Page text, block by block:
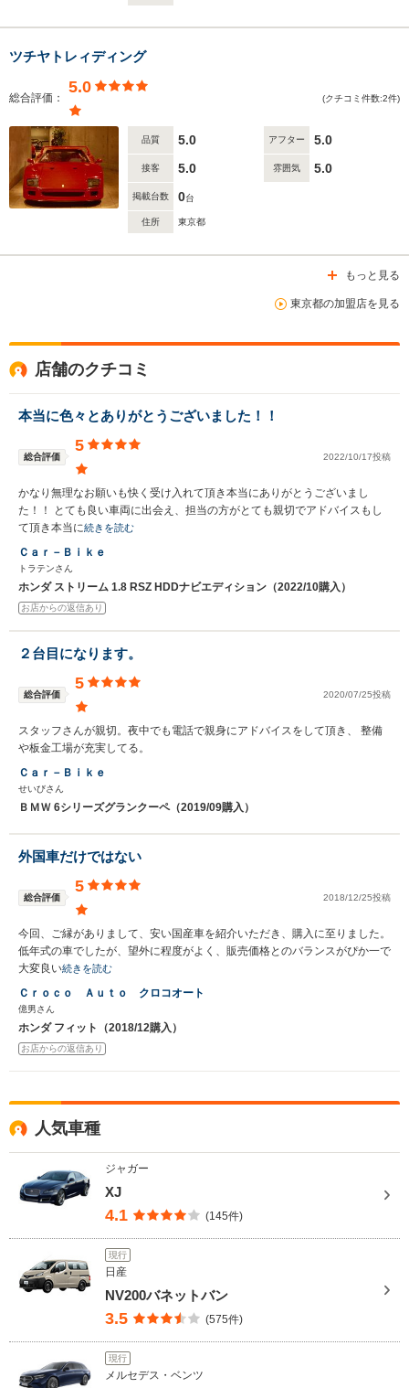
ツチヤトレィディング
総合評価：
5.0
(クチコミ件数:2件)
品質 5.0 アフター 5.0
接客 5.0 雰囲気 5.0
掲載台数 0台
住所 東京都
もっと見る
東京都の加盟店を見る
店舗のクチコミ
本当に色々とありがとうございました！！
総合評価
5
2022/10/17投稿
かなり無理なお願いも快く受け入れて頂き本当にありがとうございまし
た！！ とても良い車両に出会え、担当の方がとても親切でアドバイスもし
て頂き本当に続きを読む
Ｃａｒ－Ｂｉｋｅ
トラテンさん
ホンダ ストリーム 1.8 RSZ HDDナビエディション（2022/10購入）
お店からの返信あり
２台目になります。
総合評価
5
2020/07/25投稿
スタッフさんが親切。夜中でも電話で親身にアドバイスをして頂き、 整備
や板金工場が充実してる。
Ｃａｒ－Ｂｉｋｅ
せいびさん
ＢＭＷ 6シリーズグランクーペ（2019/09購入）
外国車だけではない
総合評価
5
2018/12/25投稿
今回、ご縁がありまして、安い国産車を紹介いただき、購入に至りました。
低年式の車でしたが、望外に程度がよく、販売価格とのバランスがぴか一で
大変良い続きを読む
Ｃｒｏｃｏ Ａｕｔｏ クロコオート
億男さん
ホンダ フィット（2018/12購入）
お店からの返信あり
人気車種
ジャガー
XJ
4.1 (145件)
現行
日産
NV200バネットバン
3.5 (575件)
現行
メルセデス・ベンツ